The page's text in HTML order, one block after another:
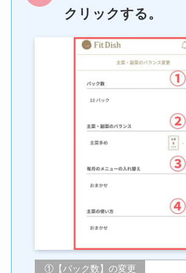
クリックする。
①【パック数】の変更